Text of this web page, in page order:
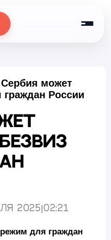
Сербия может
граждан России
2025 02:21
для граждан